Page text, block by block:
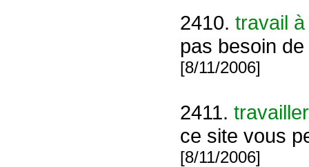
2410. travail
pas besoin
[8/11/2006]
2411.
ce site vous
[8/11/2006]